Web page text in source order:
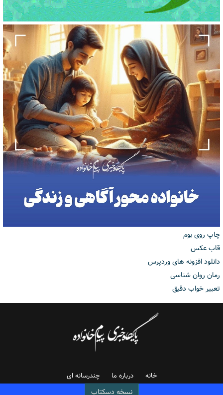
چاپ روی بوم
قاب عکس
دانلود افزونه های وردپرس
رمان روان شناسی
تعبیر خواب دقیق
خانه درباره ما چندرسانه ای
نسخه دسکتاپ